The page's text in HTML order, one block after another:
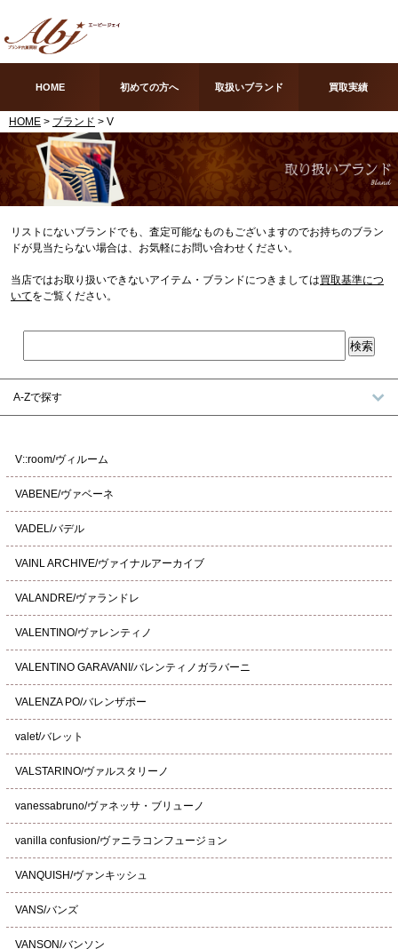
HOME 初めての方へ 取扱いブランド 買取実績
HOME > ブランド > V
リストにないブランドでも、査定可能なものもございますのでお持ちのブラン
ドが見当たらない場合は、お気軽にお問い合わせください。
当店ではお取り扱いできないアイテム・ブランドにつきましては買取基準につ
いてをご覧ください。
A-Zで探す
V::room/ヴィルーム
VABENE/ヴァベーネ
VADEL/バデル
VAINL ARCHIVE/ヴァイナルアーカイブ
VALANDRE/ヴァランドレ
VALENTINO/ヴァレンティノ
VALENTINO GARAVANI/バレンティノガラバーニ
VALENZA PO/バレンザポー
valet/バレット
VALSTARINO/ヴァルスタリーノ
vanessabruno/ヴァネッサ・ブリューノ
vanilla confusion/ヴァニラコンフュージョン
VANQUISH/ヴァンキッシュ
VANS/バンズ
VANSON/バンソン